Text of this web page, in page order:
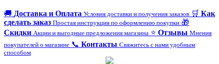
🚚 Доставка и Оплата Условия доставки и получения заказов 🛒 Как
сделать заказ Простая инструкция по оформлению покупки 🎁
Скидки Акции и выгодные предложения магазина ⭐ Отзывы Мнения
покупателей о магазине 📞 Контакты Свяжитесь с нами удобным
способом